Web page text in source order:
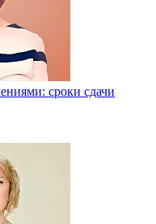
сроки сдачи